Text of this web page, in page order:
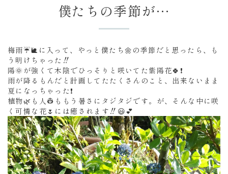
僕たちの季節が…
梅雨☔🐌に入って、やっと僕たち🌼の季節だと思ったら、も
う明けちゃった‼️
陽🌞が強くて木陰でひっそりと咲いてた紫陽花🍀❗
雨が降るもんだと計画してたたくさんのこと、出来ないまま
夏になっちゃった❗
植物🌿も人👷ももう暑さにタジタジです。が、そんな中に咲
く可憐な花🌷には癒されます‼️😃💕